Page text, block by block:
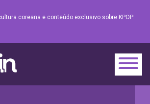
coreana e conteúdo exclusivo sobre KPOP.